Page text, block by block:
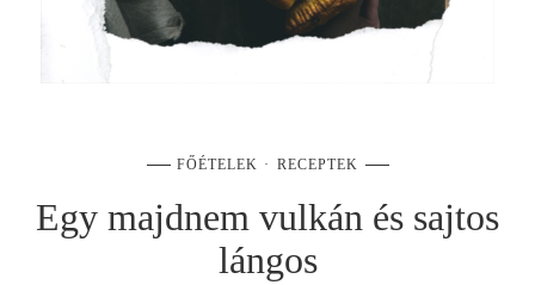
FŐÉTELEK RECEPTEK
Egy majdnem vulkán és sajtos
lángos